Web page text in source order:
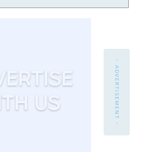
- ADVERTISEMENT -